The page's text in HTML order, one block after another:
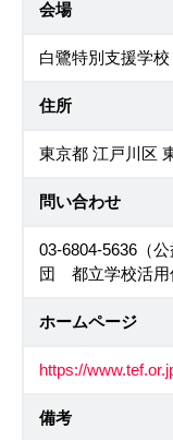
会場
白鷺特別支援学校
住所
東京都 江戸川区
問い合わせ
03-6804-5636（
団 都立学校活用
ホームページ
https://
備考